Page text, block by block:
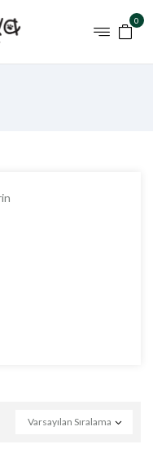
0
Varsayılan Sıralama